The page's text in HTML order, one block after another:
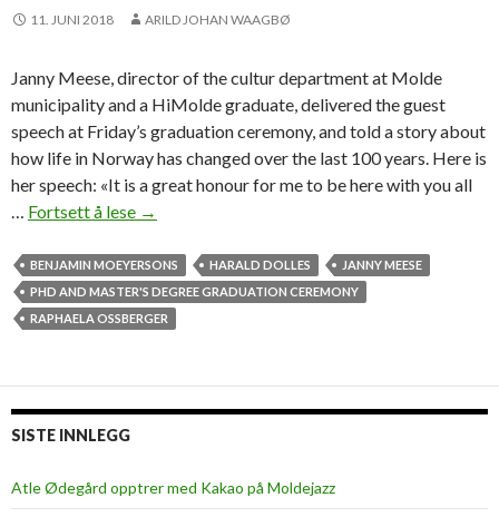
11. JUNI 2018 ARILD JOHAN WAAGBØ
Janny Meese, director of the cultur department at Molde
municipality and a HiMolde graduate, delivered the guest
speech at Friday’s graduation ceremony, and told a story about
how life in Norway has changed over the last 100 years. Here is
her speech: «It is a great honour for me to be here with you all
… Fortsett å lese «
y
e
a
I
w
→
BENJAMIN MOEYERSONS HARALD DOLLES
JANNY MEESE
PHD AND MASTER'S DEGREE GRADUATION CEREMONY
RAPHAELA OSSBERGER
SISTE INNLEGG
Atle Ødegård opptrer med Kakao på Moldejazz